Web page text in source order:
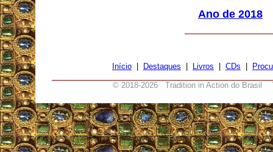
Ano de 2018
Início Destaques Livros CDs
© 2018-2026 Tradition in Action do Brasil